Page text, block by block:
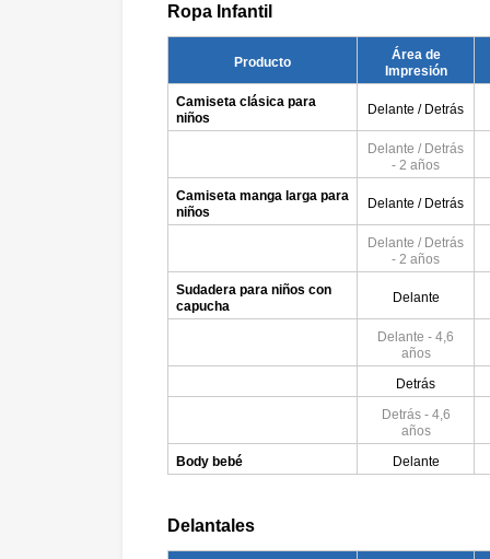
Ropa Infantil
Producto
Área de
Impresión
Camiseta clásica para
niños
Delante / Detrás
Delante / Detrás
- 2 años
Camiseta manga larga para
niños
Delante / Detrás
Delante / Detrás
- 2 años
Sudadera para niños con
capucha
Delante
Delante - 4,6
años
Detrás
Detrás - 4,6
años
Body bebé Delante
Delantales